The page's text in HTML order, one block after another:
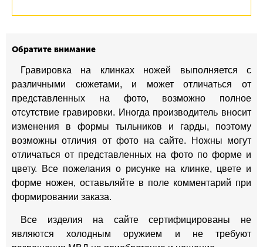
Обратите внимание
Гравировка на клинках ножей выполняется с
различными сюжетами, и может отличаться от
представленных на фото, возможно полное
отсутствие гравировки. Иногда производитель вносит
изменения в формы тыльников и гарды, поэтому
возможны отличия от фото на сайте. Ножны могут
отличаться от представленных на фото по форме и
цвету. Все пожелания о рисунке на клинке, цвете и
форме ножен, оставьляйте в поле комментарий при
формировании заказа.
Все изделия на сайте сертифицированы не
являются холодным оружием и не требуют